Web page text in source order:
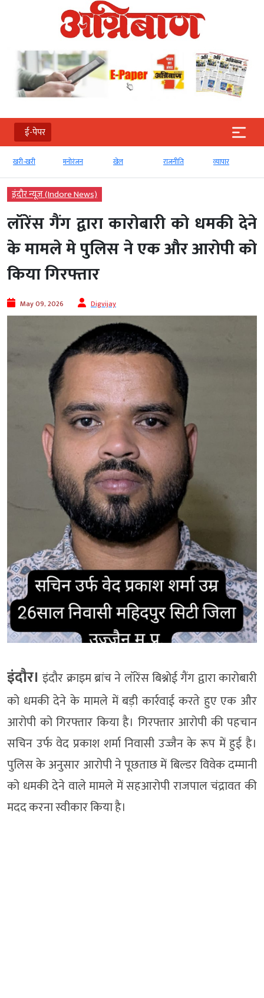
ई-पेपर
खरी-खरी मनोरंजन खेल राजनीति व्‍यापार
इंदौर न्यूज़ (Indore News)
लॉरेंस गैंग द्वारा कारोबारी को धमकी देने
के मामले मे पुलिस ने एक और आरोपी को
किया गिरफ्तार
May 09, 2026 Digvijay
इंदौर। इंदौर क्राइम ब्रांच ने लॉरेंस बिश्नोई गैंग द्वारा कारोबारी
को धमकी देने के मामले में बड़ी कार्रवाई करते हुए एक और
आरोपी को गिरफ्तार किया है। गिरफ्तार आरोपी की पहचान
सचिन उर्फ वेद प्रकाश शर्मा निवासी उज्जैन के रूप में हुई है।
पुलिस के अनुसार आरोपी ने पूछताछ में बिल्डर विवेक दम्मानी
को धमकी देने वाले मामले में सहआरोपी राजपाल चंद्रावत की
मदद करना स्वीकार किया है।